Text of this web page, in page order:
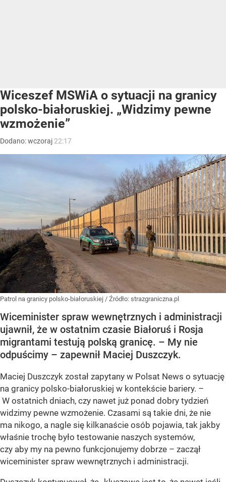
Wiceszef MSWiA o sytuacji na granicy
polsko-białoruskiej. „Widzimy pewne
wzmożenie”
Dodano:wczoraj 22:17
Patrol na granicy polsko-białoruskiej / Źródło: strazgraniczna.pl
Wiceminister spraw wewnętrznych i administracji
ujawnił, że w ostatnim czasie Białoruś i Rosja
migrantami testują polską granicę. – My nie
odpuścimy – zapewnił Maciej Duszczyk.
Maciej Duszczyk został zapytany w Polsat News o sytuację
na granicy polsko-białoruskiej w kontekście bariery. –
W ostatnich dniach, czy nawet już ponad dobry tydzień
widzimy pewne wzmożenie. Czasami są takie dni, że nie
ma nikogo, a nagle się kilkanaście osób pojawia, tak jakby
właśnie trochę było testowanie naszych systemów,
czy aby my na pewno funkcjonujemy dobrze – zaczął
wiceminister spraw wewnętrznych i administracji.